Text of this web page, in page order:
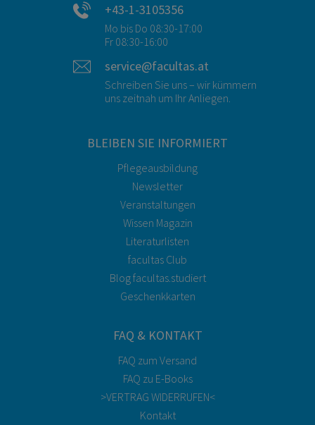
+43-1-3105356
Mo bis Do 08:30-17:00
Fr 08:30-16:00
service@facultas.at
Schreiben Sie uns – wir kümmern
uns zeitnah um Ihr Anliegen.
BLEIBEN SIE INFORMIERT
Pflegeausbildung
Newsletter
Veranstaltungen
Wissen Magazin
Literaturlisten
facultas Club
Blog facultas.studiert
Geschenkkarten
FAQ & KONTAKT
FAQ zum Versand
FAQ zu E-Books
>VERTRAG WIDERRUFEN<
Kontakt